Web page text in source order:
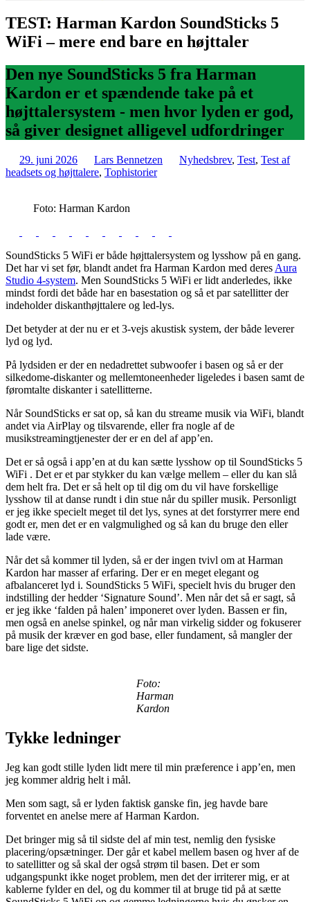
TEST: Harman Kardon SoundSticks 5
WiFi – mere end bare en højttaler
Den nye SoundSticks 5 fra Harman
Kardon er et spændende take på et
højttalersystem - men hvor lyden er god,
så giver designet alligevel udfordringer
29. juni 2026 Lars Bennetzen Nyhedsbrev, Test, Test af
headsets og højttalere, Tophistorier
Foto: Harman Kardon
SoundSticks 5 WiFi er både højttalersystem og lysshow på en gang.
Det har vi set før, blandt andet fra Harman Kardon med deres Aura
Studio 4-system. Men SoundSticks 5 WiFi er lidt anderledes, ikke
mindst fordi det både har en basestation og så et par satellitter der
indeholder diskanthøjttalere og led-lys.
Det betyder at der nu er et 3-vejs akustisk system, der både leverer
lyd og lyd.
På lydsiden er der en nedadrettet subwoofer i basen og så er der
silkedome-diskanter og mellemtoneenheder ligeledes i basen samt de
føromtalte diskanter i satellitterne.
Når SoundSticks er sat op, så kan du streame musik via WiFi, blandt
andet via AirPlay og tilsvarende, eller fra nogle af de
musikstreamingtjenester der er en del af app’en.
Det er så også i app’en at du kan sætte lysshow op til SoundSticks 5
WiFi . Det er et par stykker du kan vælge mellem – eller du kan slå
dem helt fra. Det er så helt op til dig om du vil have forskellige
lysshow til at danse rundt i din stue når du spiller musik. Personligt
er jeg ikke specielt meget til det lys, synes at det forstyrrer mere end
godt er, men det er en valgmulighed og så kan du bruge den eller
lade være.
Når det så kommer til lyden, så er der ingen tvivl om at Harman
Kardon har masser af erfaring. Der er en meget elegant og
afbalanceret lyd i. SoundSticks 5 WiFi, specielt hvis du bruger den
indstilling der hedder ‘Signature Sound’. Men når det så er sagt, så
er jeg ikke ‘falden på halen’ imponeret over lyden. Bassen er fin,
men også en anelse spinkel, og når man virkelig sidder og fokuserer
på musik der kræver en god base, eller fundament, så mangler der
bare lige det sidste.
Foto:
Harman
Kardon
Tykke ledninger
Jeg kan godt stille lyden lidt mere til min præference i app’en, men
jeg kommer aldrig helt i mål.
Men som sagt, så er lyden faktisk ganske fin, jeg havde bare
forventet en anelse mere af Harman Kardon.
Det bringer mig så til sidste del af min test, nemlig den fysiske
placering/opsætninger. Der går et kabel mellem basen og hver af de
to satellitter og så skal der også strøm til basen. Det er som
udgangspunkt ikke noget problem, men det der irriterer mig, er at
kablerne fylder en del, og du kommer til at bruge tid på at sætte